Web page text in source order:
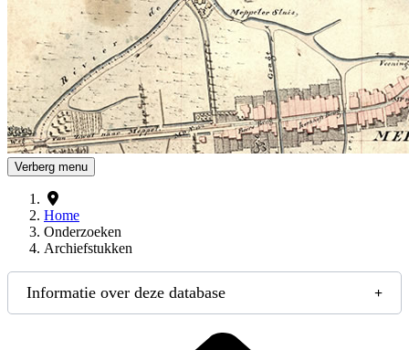
Verberg menu
Home
Onderzoeken
Archiefstukken
Informatie over deze database